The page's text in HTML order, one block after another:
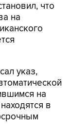
что
на
указ,
на
в